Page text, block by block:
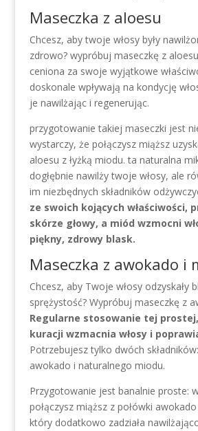
Maseczka z aloesu
Chcesz, aby twoje włosy były
zdrowo? wypróbuj maseczkę z
ceniona za swoje wyjątkowe
doskonale wpływają na kondycję
je nawilżając i regenerując.
przygotowanie takiej maseczki jest
wystarczy, że połączysz miąższ
aloesu z łyżką miodu. ta naturalna
dogłębnie nawilży twoje włosy, ale
im niezbędnych składników
ze swoich kojących właściwości,
skórze głowy, a miód wzmocni
piękny, zdrowy blask.
Maseczka z awokado i
Chcesz, aby Twoje włosy odzyskały
sprężystość? Wypróbuj maseczkę z
Regularne stosowanie tej
kuracji wzmacnia włosy i
Potrzebujesz tylko dwóch
awokado i naturalnego miodu.
Przygotowanie jest banalnie proste:
połączysz miąższ z połówki
który dodatkowo zadziała